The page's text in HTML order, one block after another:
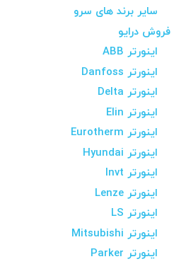
سایر برند های سرو
فروش درایو
اینورتر ABB
اینورتر Danfoss
اینورتر Delta
اینورتر Elin
اینورتر Eurotherm
اینورتر Hyundai
اینورتر Invt
اینورتر Lenze
اینورتر LS
اینورتر Mitsubishi
اینورتر Parker